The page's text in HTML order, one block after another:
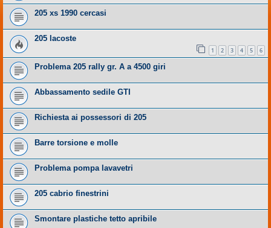
205 xs 1990 cercasi
205 lacoste
1 2 3 4 5 6
Problema 205 rally gr. A a 4500 giri
Abbassamento sedile GTI
Richiesta ai possessori di 205
Barre torsione e molle
Problema pompa lavavetri
205 cabrio finestrini
Smontare plastiche tetto apribile